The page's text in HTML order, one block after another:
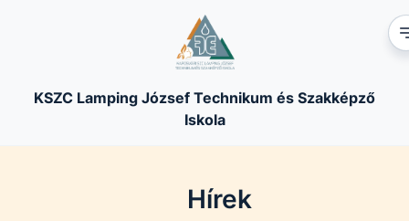
KSZC Lamping József Technikum és Szakképző
Iskola
Hírek